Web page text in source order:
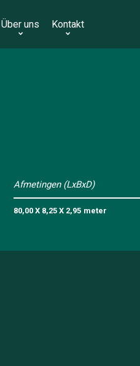
Über uns Kontakt
Afmetingen (LxBxD)
80,00 X 8,25 X 2,95 meter